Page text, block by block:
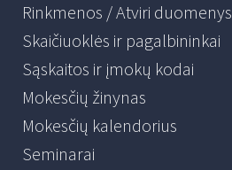
Rinkmenos / Atviri duomenys
Skaičiuoklės ir pagalbininkai
Sąskaitos ir įmokų kodai
Mokesčių žinynas
Mokesčių kalendorius
Seminarai